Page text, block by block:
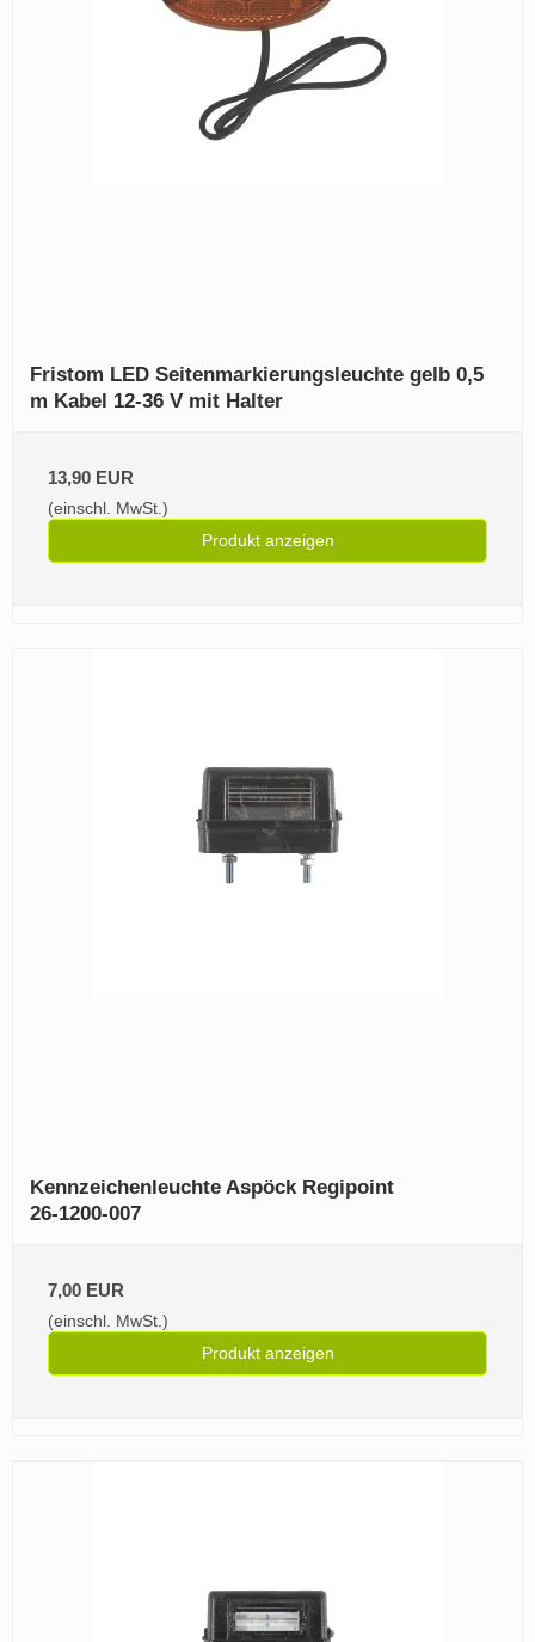
Fristom LED Seitenmarkierungsleuchte gelb 0,5
m Kabel 12-36 V mit Halter
13,90 EUR
(einschl. MwSt.)
Produkt anzeigen
Kennzeichenleuchte Aspöck Regipoint
26‑1200‑007
7,00 EUR
(einschl. MwSt.)
Produkt anzeigen